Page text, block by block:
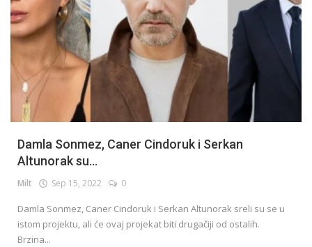
Damla Sonmez, Caner Cindoruk i Serkan
Altunorak su...
Milt Sep 15, 2022 0
Damla Sonmez, Caner Cindoruk i Serkan Altunorak sreli su se u
istom projektu, ali će ovaj projekat biti drugačiji od ostalih.
Brzina...